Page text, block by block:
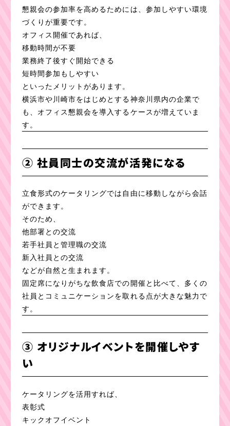
懇親会の参加率を高めるためには、参加しやすい環境
づくりが重要です。
オフィス開催であれば、
移動時間が不要
業務終了後すぐ開始できる
短時間参加もしやすい
といったメリットがあります。
横浜市や川崎市をはじめとする神奈川県内の企業で
も、オフィス懇親会を導入するケースが増えていま
す。
② 社員同士の交流が活発になる
立食形式のケータリングでは自由に移動しながら会話
ができます。
そのため、
他部署との交流
若手社員と管理職の交流
新入社員との交流
などが自然と生まれます。
固定席になりがちな飲食店での開催と比べて、多くの
社員とコミュニケーションを取れる点が大きな魅力で
す。
③ オリジナルイベントを開催しやす
い
ケータリングを活用すれば、
表彰式
キックオフイベント